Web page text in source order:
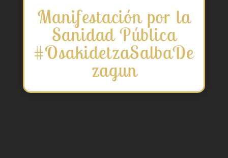
Manifestación por la
Sanidad Pública
#OsakidetzaSalbaDe
zagun